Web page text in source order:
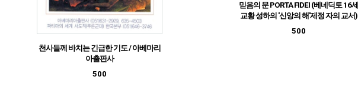
천사들께 바치는 긴급한 기도 / 아베마리
아출판사
500
믿음의 문 PORTA FIDEI (베네딕토 16세
교황 성하의 '신앙의 해'제정 자의 교서)
500